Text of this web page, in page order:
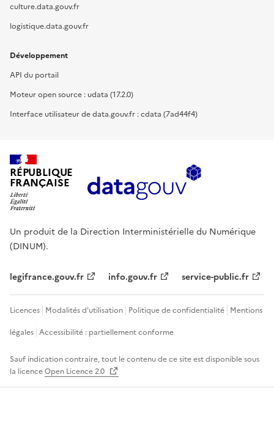
culture.data.gouv.fr
logistique.data.gouv.fr
Développement
API du portail
Moteur open source : udata (17.2.0)
Interface utilisateur de data.gouv.fr : cdata (7ad44f4)
RÉPUBLIQUE
FRANÇAISE
Un produit de la Direction Interministérielle du Numérique
(DINUM).
legifrance.gouv.fr info.gouv.fr service-public.fr
Licences Modalités d'utilisation Politique de confidentialité Mentions
légales Accessibilité : partiellement conforme
Sauf indication contraire, tout le contenu de ce site est disponible sous
la licenceOpen Licence 2.0